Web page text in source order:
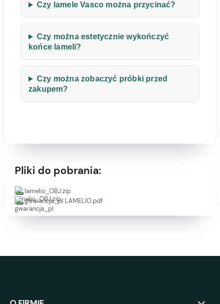
Czy lamele Vasco można przycinać?
Czy można estetycznie wykończyć
końce lameli?
Czy można zobaczyć próbki przed
zakupem?
Pliki do pobrania:
lamelio_OBJ.zip
gwarancja_pl LAMELIO.pdf